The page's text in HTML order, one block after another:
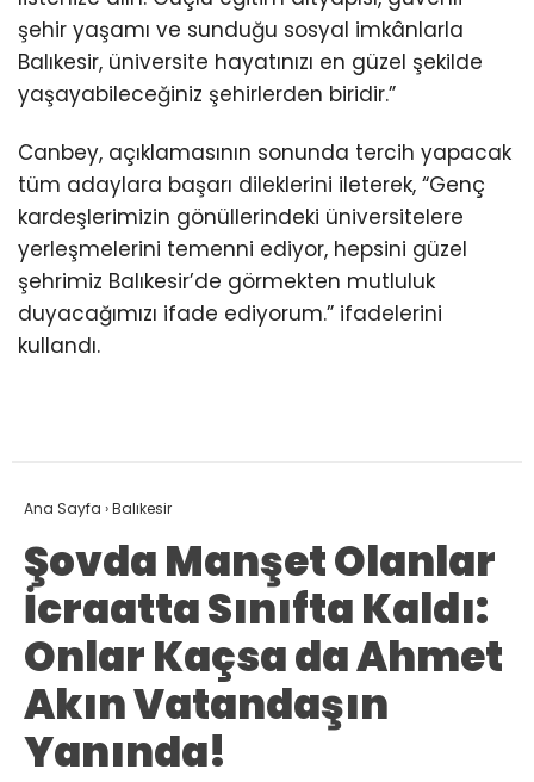
şehir yaşamı ve sunduğu sosyal imkânlarla
Balıkesir, üniversite hayatınızı en güzel şekilde
yaşayabileceğiniz şehirlerden biridir.”
Canbey, açıklamasının sonunda tercih yapacak
tüm adaylara başarı dileklerini ileterek, “Genç
kardeşlerimizin gönüllerindeki üniversitelere
yerleşmelerini temenni ediyor, hepsini güzel
şehrimiz Balıkesir’de görmekten mutluluk
duyacağımızı ifade ediyorum.” ifadelerini
kullandı.
Ana Sayfa ›Balıkesir
Şovda Manşet Olanlar
İcraatta Sınıfta Kaldı:
Onlar Kaçsa da Ahmet
Akın Vatandaşın
Yanında!